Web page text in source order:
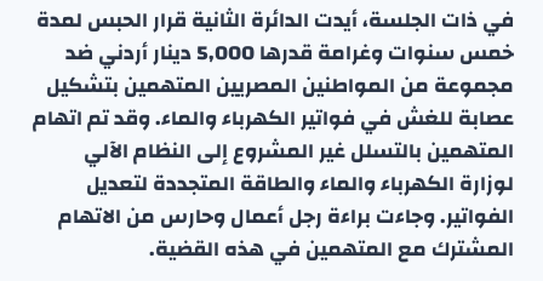
في ذات الجلسة، أيدت الدائرة الثانية قرار الحبس لمدة
خمس سنوات وغرامة قدرها 5,000 دينار أردني ضد
مجموعة من المواطنين المصريين المتهمين بتشكيل
عصابة للغش في فواتير الكهرباء والماء. وقد تم اتهام
المتهمين بالتسلل غير المشروع إلى النظام الآلي
لوزارة الكهرباء والماء والطاقة المتجددة لتعديل
الفواتير. وجاءت براءة رجل أعمال وحارس من الاتهام
المشترك مع المتهمين في هذه القضية.